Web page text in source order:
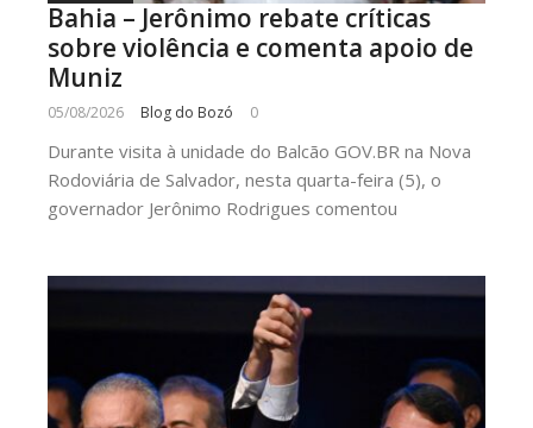
Bahia – Jerônimo rebate críticas
sobre violência e comenta apoio de
Muniz
05/08/2026 Blog do Bozó 0
Durante visita à unidade do Balcão GOV.BR na Nova
Rodoviária de Salvador, nesta quarta-feira (5), o
governador Jerônimo Rodrigues comentou